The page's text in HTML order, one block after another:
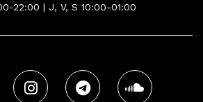
22:00 | J, V, S 10:00-01:00